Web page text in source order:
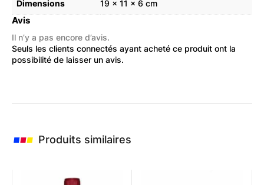
Dimensions 19 × 11 × 6 cm
Avis
Il n’y a pas encore d’avis.
Seuls les clients connectés ayant acheté ce produit ont la
possibilité de laisser un avis.
Produits similaires